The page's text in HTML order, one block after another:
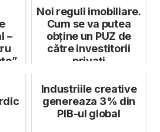
–
Noi reguli imobiliare.
Cum se va putea
obține un PUZ de
către investitorii
privați
Industriile creative
genereaza 3% din
PIB-ul global